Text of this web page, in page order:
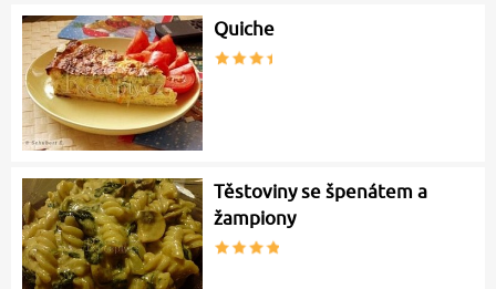
Quiche
Těstoviny se špenátem a
žampiony